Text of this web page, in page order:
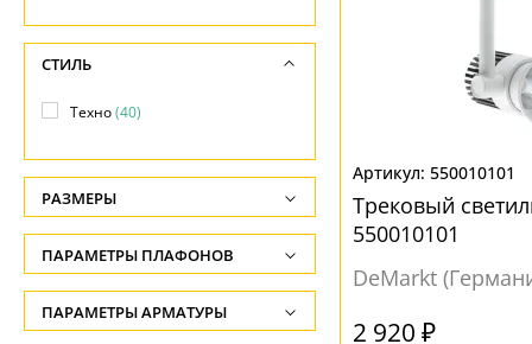
550010101
Трековый
550010101
DeMarkt
2 920 ₽
СТИЛЬ
Техно(40)
РАЗМЕРЫ
Высота, см
-
Длина подвеса, см
ПАРАМЕТРЫ ПЛАФОНОВ
ФОРМА ПЛАФОНА
ПАРАМЕТРЫ АРМАТУРЫ